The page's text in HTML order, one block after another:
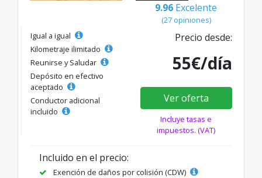
9.96 Excelente
(27 opiniones)
Igual a igual
Kilometraje ilimitado
Reunirse y Saludar
Depósito en efectivo
aceptado
Conductor adicional
incluido
Precio desde:
55€/día
Ver oferta
Incluye tasas e
impuestos. (VAT)
Incluido en el precio:
Exención de daños por colisión (CDW)